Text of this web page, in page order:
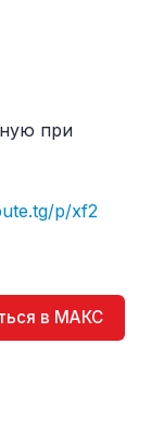
при
p/xf2
в МАКС